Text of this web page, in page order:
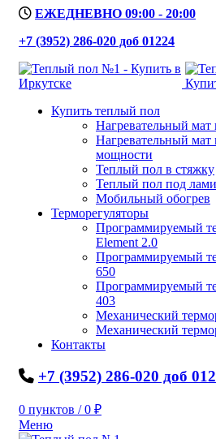
ЕЖЕДНЕВНО 09:00 - 20:00
+7 (3952) 286-020 доб 01224
Купить теплый пол
Нагревательный мат
Нагревательный
мощности
Теплый пол в стяжку
Теплый пол под
Мобильный обогрев
Терморегуляторы
Программируемый
Element 2.0
Программируемый
650
Программируемый
403
Механический
Механический
Контакты
+7 (3952) 286-020 доб
0 пунктов / 0 ₽
Меню